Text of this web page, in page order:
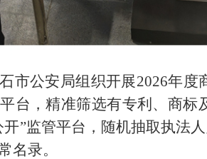
市公安局组织开展2026年
台，精准筛选有专利、商
开”监管平台，随机抽取执法
名录。